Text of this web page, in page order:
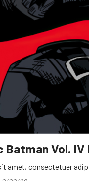
Batman Vol.
amet, consectetuer